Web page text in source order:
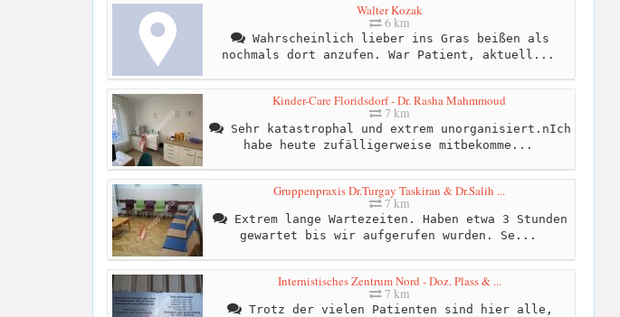
Walter Kozak
6 km
Wahrscheinlich lieber ins Gras beißen als
nochmals dort anzufen. War Patient, aktuell...
Kinder-Care Floridsdorf - Dr. Rasha Mahmmoud
7 km
Sehr katastrophal und extrem unorganisiert.nIch
habe heute zufälligerweise mitbekomme...
Gruppenpraxis Dr.Turgay Taskiran & Dr.Salih ...
7 km
Extrem lange Wartezeiten. Haben etwa 3 Stunden
gewartet bis wir aufgerufen wurden. Se...
Internistisches Zentrum Nord - Doz. Plass & ...
7 km
Trotz der vielen Patienten sind hier alle,